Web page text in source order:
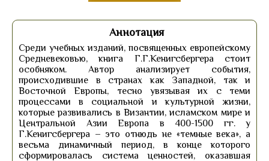
Аннотация
Среди учебных изданий, посвященных европейскому
Средневековью, книга Г.Г.Кенигсбергера стоит
особняком. Автор анализирует события,
происходившие в странах как Западной, так и
Восточной Европы, тесно увязывая их с теми
процессами в социальной и культурной жизни,
которые развивались в Византии, исламском мире и
Центральной Азии Европа в 400-1500 гг. у
Г.Кенигсбергера – это отнюдь не «темные века», а
весьма динамичный период, в конце которого
сформировалась система ценностей, оказавшая